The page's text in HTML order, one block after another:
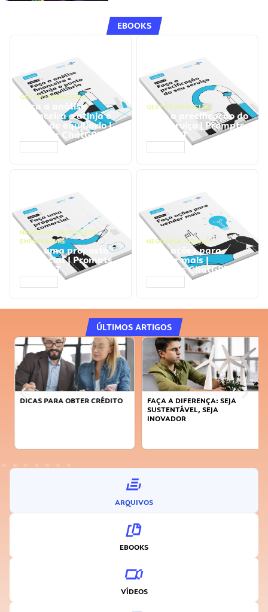
EBOOKS
GESTÃO FINANCEIRA
Faça a análise
financeira e atinja o
ponto de equilíbrio |
Prompts ChatGPT
GESTÃO FINANCEIRA
Faça a precificação do
seu serviço | Prompts
ChatGPT
NEGÓCIOS, PROCESSOS
EMPRESARIAIS
Faça uma proposta
comercial | Prompts
ChatGPT
NEGÓCIOS, VENDAS
Faça ações para
vender mais |
Prompts ChatGPT
ÚLTIMOS ARTIGOS
DICAS PARA OBTER CRÉDITO
FAÇA A DIFERENÇA: SEJA
SUSTENTÁVEL, SEJA
INOVADOR
ARQUIVOS
EBOOKS
VÍDEOS